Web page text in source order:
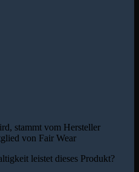
stammt vom Hersteller
von Fair Wear
leistet dieses Produkt?